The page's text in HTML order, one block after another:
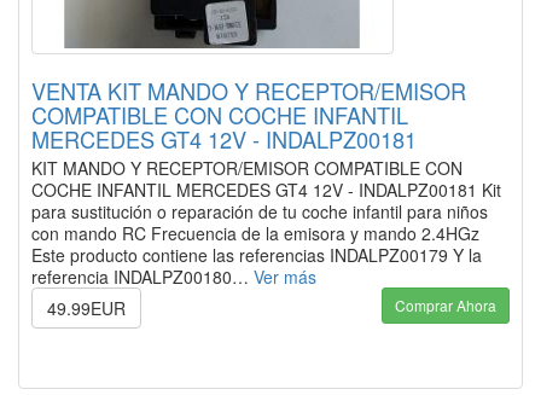
VENTA KIT MANDO Y RECEPTOR/EMISOR
COMPATIBLE CON COCHE INFANTIL
MERCEDES GT4 12V - INDALPZ00181
KIT MANDO Y RECEPTOR/EMISOR COMPATIBLE CON
COCHE INFANTIL MERCEDES GT4 12V - INDALPZ00181 Kit
para sustitución o reparación de tu coche infantil para niños
con mando RC Frecuencia de la emisora y mando 2.4HGz
Este producto contiene las referencias INDALPZ00179 Y la
referencia INDALPZ00180… Ver más
49.99EUR
Comprar Ahora